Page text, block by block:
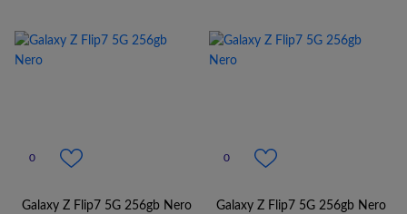
0
Galaxy Z Flip7 5G 256gb Nero
0
Galaxy Z Flip7 5G 256gb Nero